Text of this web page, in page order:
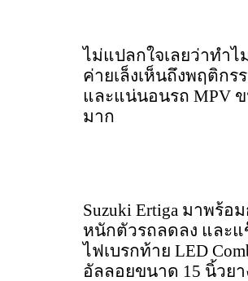
ไม่แปลกใจเลยว่าทำไ
ค่ายเล็งเห็นถึงพฤติก
และแน่นอนรถ MPV
มาก
Suzuki Ertiga มาพร้
หนักตัวรถลดลง และแ
ไฟเบรกท้าย LED
อัลลอยขนาด 15 นิ้วยา